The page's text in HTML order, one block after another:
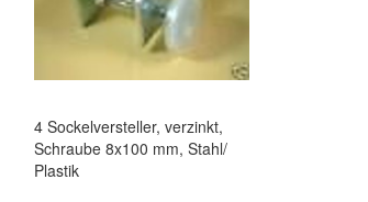
4 Sockelversteller, verzinkt,
Schraube 8x100 mm, Stahl/
Plastik